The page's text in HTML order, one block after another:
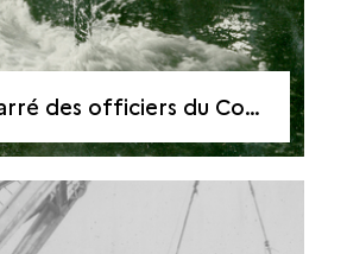
des officiers du Courbet à marée haute